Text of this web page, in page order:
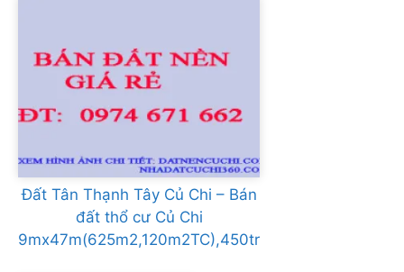
Đất Tân Thạnh Tây Củ Chi – Bán
đất thổ cư Củ Chi
9mx47m(625m2,120m2TC),450tr